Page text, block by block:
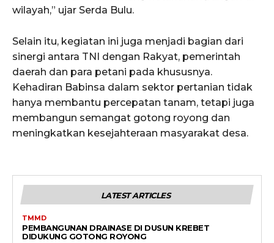
wilayah,” ujar Serda Bulu.
Selain itu, kegiatan ini juga menjadi bagian dari
sinergi antara TNI dengan Rakyat, pemerintah
daerah dan para petani pada khususnya.
Kehadiran Babinsa dalam sektor pertanian tidak
hanya membantu percepatan tanam, tetapi juga
membangun semangat gotong royong dan
meningkatkan kesejahteraan masyarakat desa.
LATEST ARTICLES
TMMD
PEMBANGUNAN DRAINASE DI DUSUN KREBET
DIDUKUNG GOTONG ROYONG